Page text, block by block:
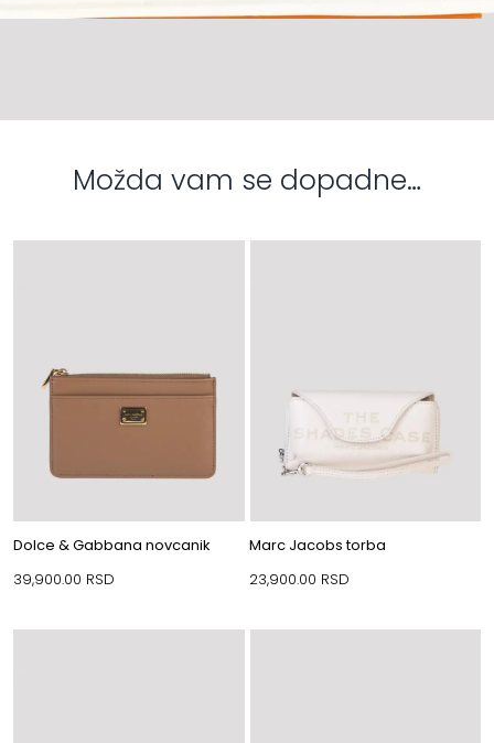
Možda vam se dopadne…
Dolce & Gabbana novcanik
39,900.00 RSD
Marc Jacobs torba
23,900.00 RSD